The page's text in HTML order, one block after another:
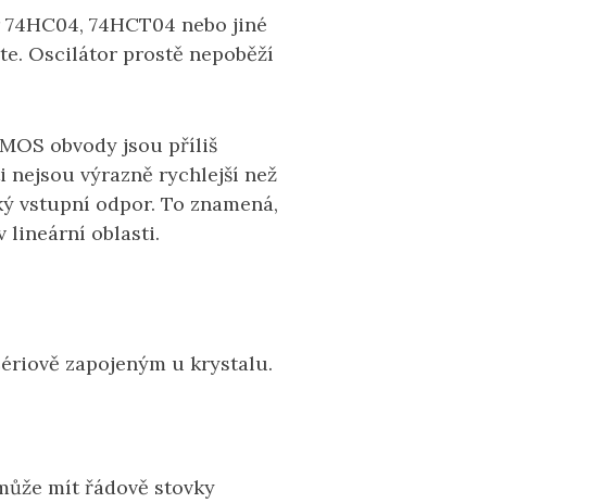
74HCT04 nebo jiné
Oscilátor prostě nepoběží
obvody jsou příliš
nejsou výrazně rychlejší než
vstupní odpor. To znamená,
lineární oblasti.
zapojeným u krystalu.
mít řádově stovky